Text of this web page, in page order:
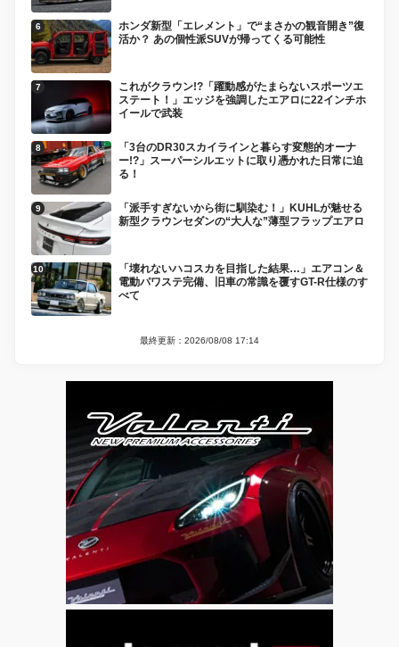
ホンダ新型「エレメント」で“まさかの観音開き”復
活か？ あの個性派SUVが帰ってくる可能性
これがクラウン!?「躍動感がたまらないスポーツエ
ステート！」エッジを強調したエアロに22インチホ
イールで武装
「3台のDR30スカイラインと暮らす変態的オーナ
ー!?」スーパーシルエットに取り憑かれた日常に迫
る！
「派手すぎないから街に馴染む！」KUHLが魅せる
新型クラウンセダンの“大人な”薄型フラップエアロ
「壊れないハコスカを目指した結果…」エアコン＆
電動パワステ完備、旧車の常識を覆すGT-R仕様のす
べて
最終更新：2026/08/08 17:14